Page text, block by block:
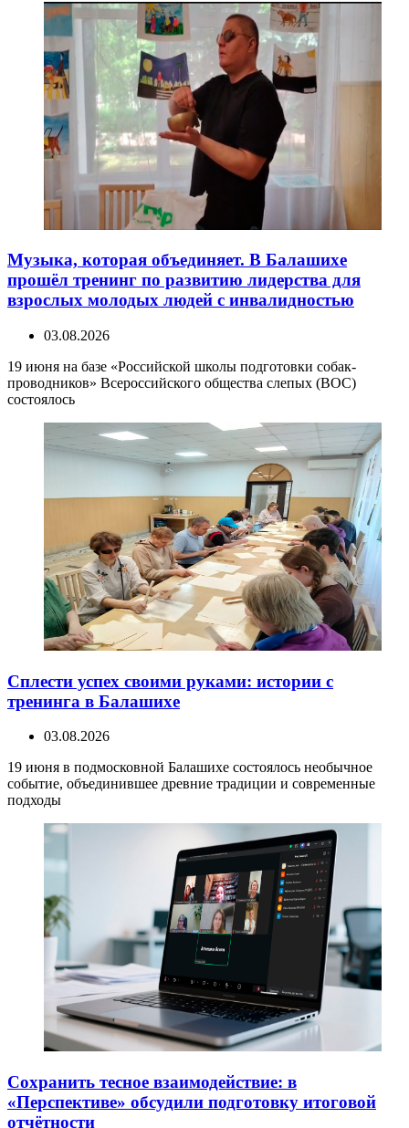
Музыка, которая объединяет. В Балашихе
прошёл тренинг по развитию лидерства для
взрослых молодых людей с инвалидностью
03.08.2026
19 июня на базе «Российской школы подготовки собак-
проводников» Всероссийского общества слепых (ВОС)
состоялось
Сплести успех своими руками: истории с
тренинга в Балашихе
03.08.2026
19 июня в подмосковной Балашихе состоялось необычное
событие, объединившее древние традиции и современные
подходы
Сохранить тесное взаимодействие: в
«Перспективе» обсудили подготовку итоговой
отчётности